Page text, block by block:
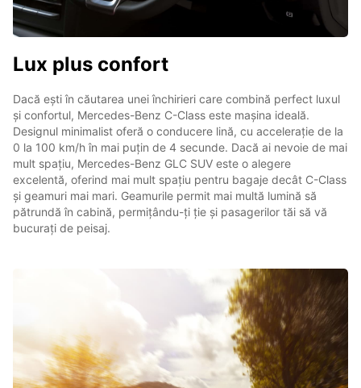
Lux plus confort
Dacă ești în căutarea unei închirieri care combină perfect luxul
și confortul, Mercedes-Benz C-Class este mașina ideală.
Designul minimalist oferă o conducere lină, cu accelerație de la
0 la 100 km/h în mai puțin de 4 secunde. Dacă ai nevoie de mai
mult spațiu, Mercedes-Benz GLC SUV este o alegere
excelentă, oferind mai mult spațiu pentru bagaje decât C-Class
și geamuri mai mari. Geamurile permit mai multă lumină să
pătrundă în cabină, permițându-ți ție și pasagerilor tăi să vă
bucurați de peisaj.